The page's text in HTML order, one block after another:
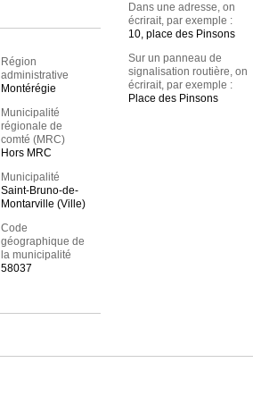
Région
administrative
Montérégie
Municipalité
régionale de
comté (MRC)
Hors MRC
Municipalité
Saint-Bruno-de-
Montarville (Ville)
Code
géographique de
la municipalité
58037
Dans une adresse, on
écrirait, par exemple :
10, place des Pinsons
Sur un panneau de
signalisation routière, on
écrirait, par exemple :
Place des Pinsons